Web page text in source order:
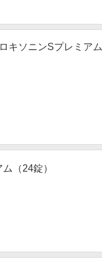
キソニンSプレミア
（24錠）